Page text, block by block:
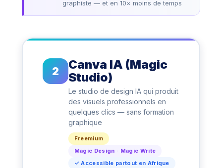
graphiste — et en 10× moins de temps
2
Canva IA (Magic
Studio)
Le studio de design IA qui produit
des visuels professionnels en
quelques clics — sans formation
graphique
Freemium
Magic Design · Magic Write
✓ Accessible partout en Afrique